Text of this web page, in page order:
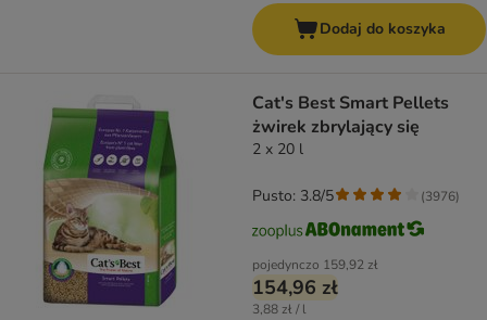
Dodaj do koszyka
Cat's Best Smart Pellets
żwirek zbrylający się
2 x 20 l
pojedynczo 159,92 zł
154,96 zł
3,88 zł / l
Pusto: 3.8/5 (3976)